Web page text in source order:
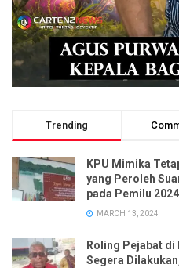
Trending
KPU Mimika Tetapkan
yang Peroleh
pada Pemilu 2024
MARCH 13, 2024
Roling Pejabat
Segera